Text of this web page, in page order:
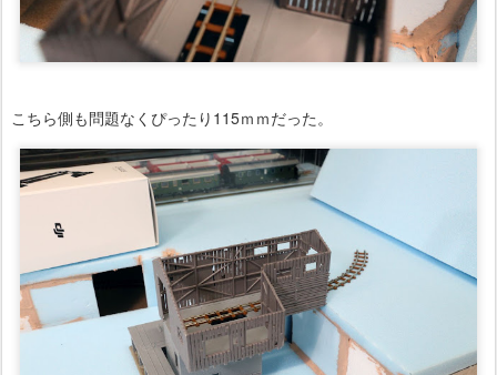
こちら側も問題なくぴったり115ｍｍだった。